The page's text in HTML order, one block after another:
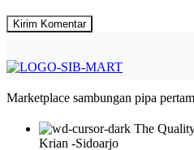
Marketplace sambungan pipa
The
Krian -Sidoarjo